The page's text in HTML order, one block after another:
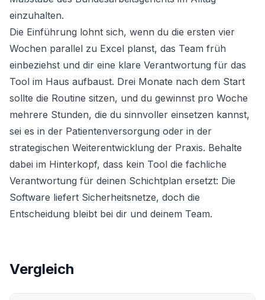
einzuhalten.
Die Einführung lohnt sich, wenn du die ersten vier
Wochen parallel zu Excel planst, das Team früh
einbeziehst und dir eine klare Verantwortung für das
Tool im Haus aufbaust. Drei Monate nach dem Start
sollte die Routine sitzen, und du gewinnst pro Woche
mehrere Stunden, die du sinnvoller einsetzen kannst,
sei es in der Patientenversorgung oder in der
strategischen Weiterentwicklung der Praxis. Behalte
dabei im Hinterkopf, dass kein Tool die fachliche
Verantwortung für deinen Schichtplan ersetzt: Die
Software liefert Sicherheitsnetze, doch die
Entscheidung bleibt bei dir und deinem Team.
Vergleich